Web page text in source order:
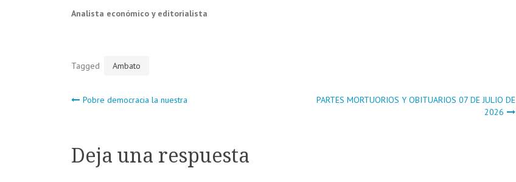
Analista económico y editorialista
Tagged Ambato
Navegación
entradas
Pobre democracia la nuestra
PARTES MORTUORIOS Y OBITUARIOS 07 DE JULIO DE
2026
Deja una respuesta